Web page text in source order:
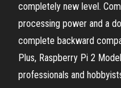
completely new level.
processing power and a
complete backward
Plus, Raspberry Pi 2
professionals and